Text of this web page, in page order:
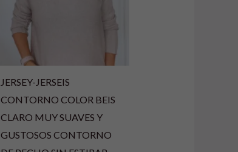
JERSEY-JERSEIS
CONTORNO COLOR BEIS
CLARO MUY SUAVES Y
GUSTOSOS CONTORNO